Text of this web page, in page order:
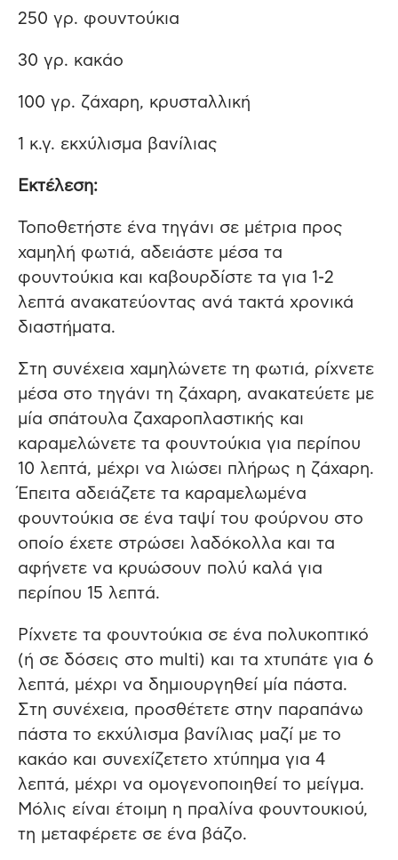
250 γρ. φουντούκια
30 γρ. κακάο
100 γρ. ζάχαρη, κρυσταλλική
1 κ.γ. εκχύλισμα βανίλιας
Εκτέλεση:
Τοποθετήστε ένα τηγάνι σε μέτρια προς
χαμηλή φωτιά, αδειάστε μέσα τα
φουντούκια και καβουρδίστε τα για 1-2
λεπτά ανακατεύοντας ανά τακτά χρονικά
διαστήματα.
Στη συνέχεια χαμηλώνετε τη φωτιά, ρίχνετε
μέσα στο τηγάνι τη ζάχαρη, ανακατεύετε με
μία σπάτουλα ζαχαροπλαστικής και
καραμελώνετε τα φουντούκια για περίπου
10 λεπτά, μέχρι να λιώσει πλήρως η ζάχαρη.
Έπειτα αδειάζετε τα καραμελωμένα
φουντούκια σε ένα ταψί του φούρνου στο
οποίο έχετε στρώσει λαδόκολλα και τα
αφήνετε να κρυώσουν πολύ καλά για
περίπου 15 λεπτά.
Ρίχνετε τα φουντούκια σε ένα πολυκοπτικό
(ή σε δόσεις στο multi) και τα χτυπάτε για 6
λεπτά, μέχρι να δημιουργηθεί μία πάστα.
Στη συνέχεια, προσθέτετε στην παραπάνω
πάστα το εκχύλισμα βανίλιας μαζί με το
κακάο και συνεχίζετετο χτύπημα για 4
λεπτά, μέχρι να ομογενοποιηθεί το μείγμα.
Μόλις είναι έτοιμη η πραλίνα φουντουκιού,
τη μεταφέρετε σε ένα βάζο.